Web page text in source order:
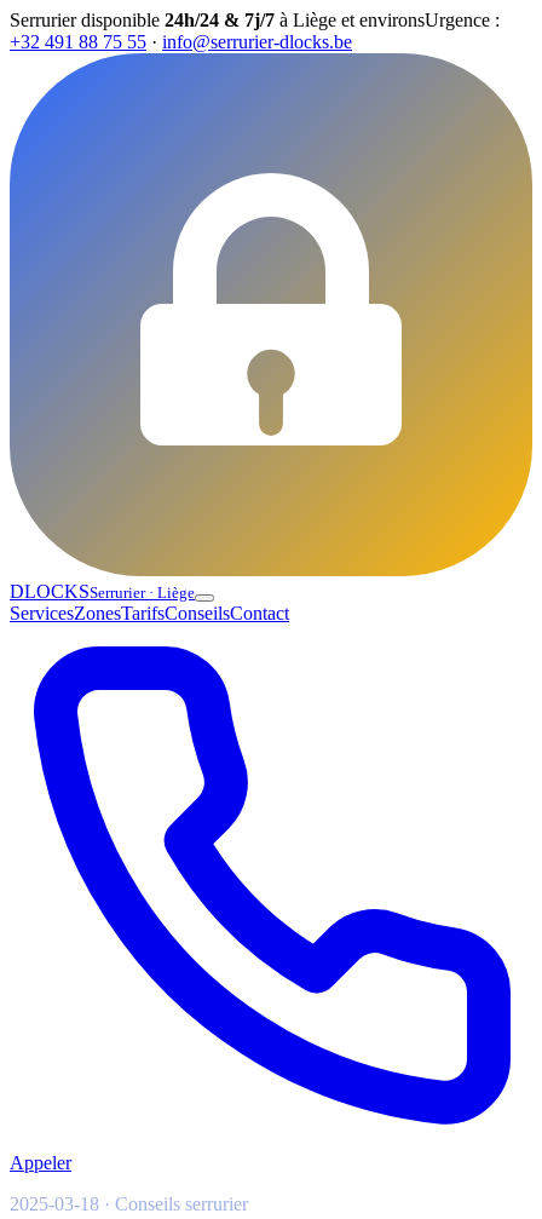
Serrurier disponible 24h/24 & 7j/7 à Liège et environsUrgence :
+32 491 88 75 55 · info@serrurier-dlocks.be
DLOCKSSerrurier · Liège
ServicesZonesTarifsConseilsContact
Appeler
2025-03-18 · Conseils serrurier